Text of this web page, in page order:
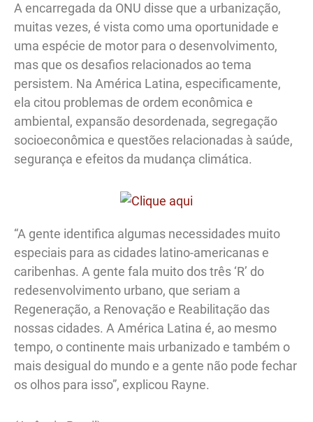
A encarregada da ONU disse que a urbanização,
muitas vezes, é vista como uma oportunidade e
uma espécie de motor para o desenvolvimento,
mas que os desafios relacionados ao tema
persistem. Na América Latina, especificamente,
ela citou problemas de ordem econômica e
ambiental, expansão desordenada, segregação
socioeconômica e questões relacionadas à saúde,
segurança e efeitos da mudança climática.
“A gente identifica algumas necessidades muito
especiais para as cidades latino-americanas e
caribenhas. A gente fala muito dos três ‘R’ do
redesenvolvimento urbano, que seriam a
Regeneração, a Renovação e Reabilitação das
nossas cidades. A América Latina é, ao mesmo
tempo, o continente mais urbanizado e também o
mais desigual do mundo e a gente não pode fechar
os olhos para isso”, explicou Rayne.